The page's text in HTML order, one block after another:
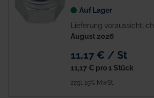
Auf Lager
Lieferung voraussichtlich
August 2026
11,17 € / St
11,17 € pro 1 Stück
zzgl. 19% MwSt.